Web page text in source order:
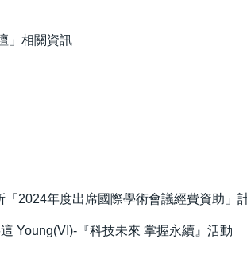
」相關資訊
「2024年度出席國際學術會議經費資助」
Young(VI)-『科技未來 掌握永續』活動